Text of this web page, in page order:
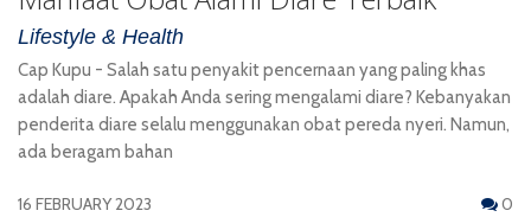
Lifestyle & Health
Cap Kupu - Salah satu penyakit pencernaan yang paling khas
adalah diare. Apakah Anda sering mengalami diare? Kebanyakan
penderita diare selalu menggunakan obat pereda nyeri. Namun,
ada beragam bahan
16 FEBRUARY 2023 0